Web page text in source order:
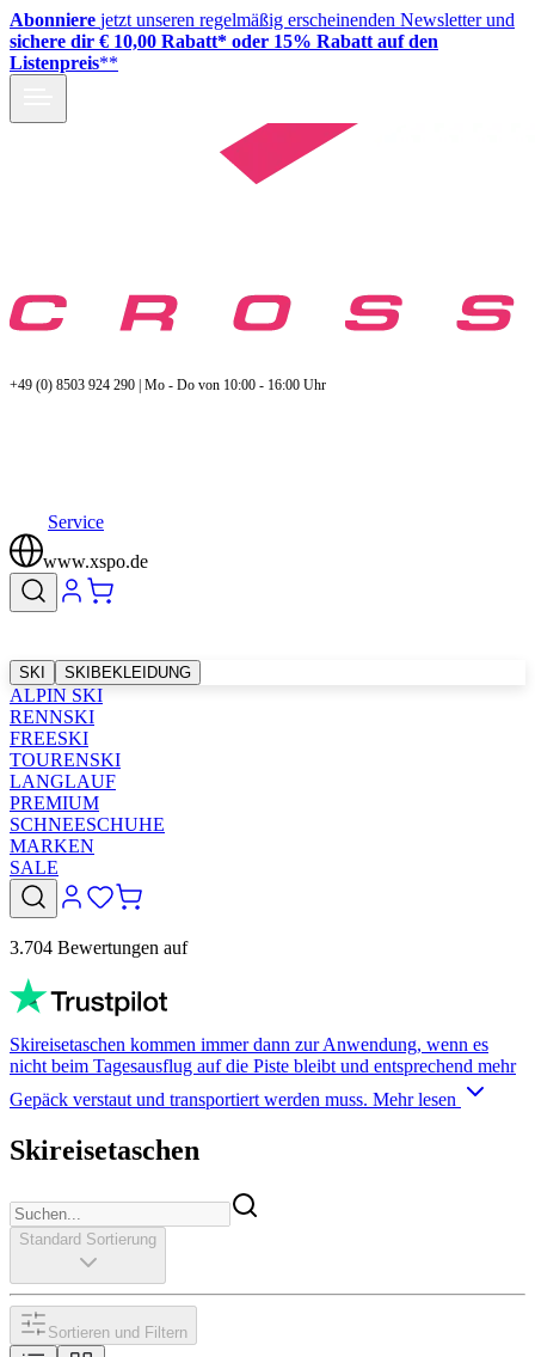
Abonniere jetzt unseren regelmäßig erscheinenden Newsletter und
sichere dir € 10,00 Rabatt* oder 15% Rabatt auf den
Listenpreis**
+49 (0) 8503 924 290 | Mo - Do von 10:00 - 16:00 Uhr
Service
www.xspo.de
SKI SKIBEKLEIDUNG
ALPIN SKI
RENNSKI
FREESKI
TOURENSKI
LANGLAUF
PREMIUM
SCHNEESCHUHE
MARKEN
SALE
3.704 Bewertungen auf
Skireisetaschen kommen immer dann zur Anwendung, wenn es
nicht beim Tagesausflug auf die Piste bleibt und entsprechend mehr
Gepäck verstaut und transportiert werden muss. Mehr lesen
Skireisetaschen
Standard Sortierung
Sortieren und Filtern